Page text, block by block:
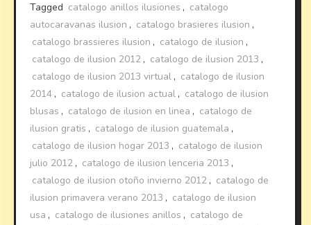
Tagged catalogo anillos ilusiones , catalogo
autocaravanas ilusion , catalogo brasieres ilusion ,
catalogo brassieres ilusion , catalogo de ilusion ,
catalogo de ilusion 2012 , catalogo de ilusion 2013 ,
catalogo de ilusion 2013 virtual , catalogo de ilusion
2014 , catalogo de ilusion actual , catalogo de ilusion
blusas , catalogo de ilusion en linea , catalogo de
ilusion gratis , catalogo de ilusion guatemala ,
catalogo de ilusion hogar 2013 , catalogo de ilusion
julio 2012 , catalogo de ilusion lenceria 2013 ,
catalogo de ilusion otoño invierno 2012 , catalogo de
ilusion primavera verano 2013 , catalogo de ilusion
usa , catalogo de ilusiones anillos , catalogo de